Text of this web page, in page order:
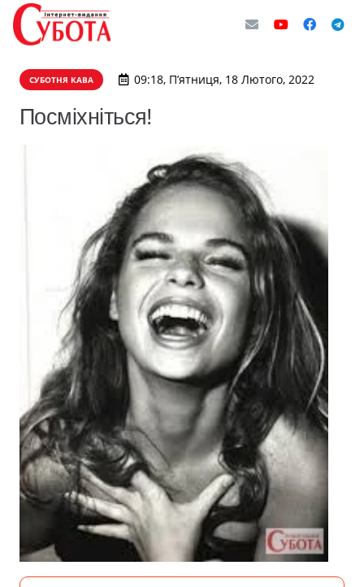
СУБОТНЯ КАВА 09:18, П’ятниця, 18 Лютого, 2022
Посміхніться!